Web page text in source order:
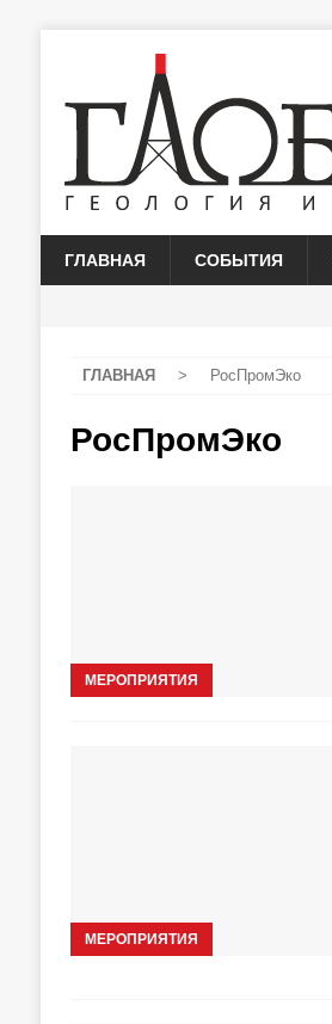
ГЛАВНАЯ СОБЫТИЯ
ГЛАВНАЯ > РосПромЭко
РосПромЭко
МЕРОПРИЯТИЯ
МЕРОПРИЯТИЯ